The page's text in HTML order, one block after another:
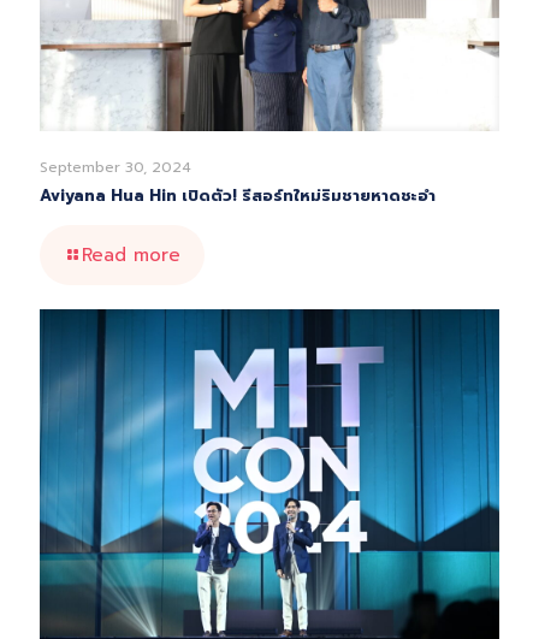
September 30, 2024
Aviyana Hua Hin เปิดตัว! รีสอร์ทใหม่ริมชายหาดชะอำ
Read more